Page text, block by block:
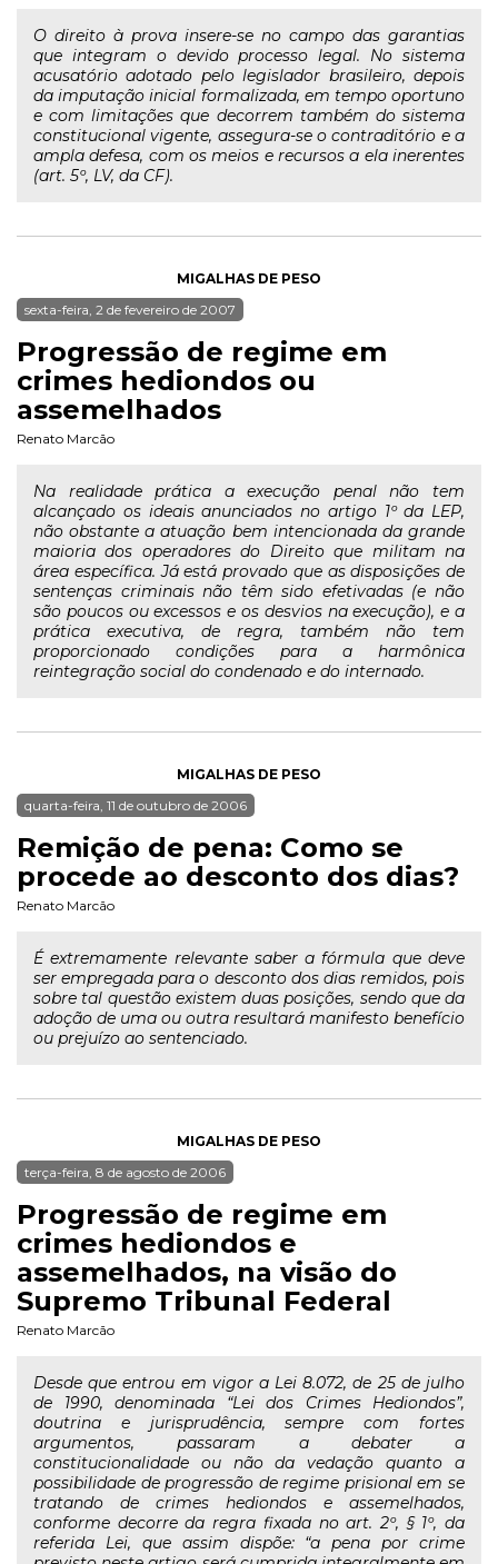
O direito à prova insere-se no campo das garantias
que integram o devido processo legal. No sistema
acusatório adotado pelo legislador brasileiro, depois
da imputação inicial formalizada, em tempo oportuno
e com limitações que decorrem também do sistema
constitucional vigente, assegura-se o contraditório e a
ampla defesa, com os meios e recursos a ela inerentes
(art. 5º, LV, da CF).
MIGALHAS DE PESO
sexta-feira, 2 de fevereiro de 2007
Progressão de regime em
crimes hediondos ou
assemelhados
Renato Marcão
Na realidade prática a execução penal não tem
alcançado os ideais anunciados no artigo 1º da LEP,
não obstante a atuação bem intencionada da grande
maioria dos operadores do Direito que militam na
área específica. Já está provado que as disposições de
sentenças criminais não têm sido efetivadas (e não
são poucos ou excessos e os desvios na execução), e a
prática executiva, de regra, também não tem
proporcionado condições para a harmônica
reintegração social do condenado e do internado.
MIGALHAS DE PESO
quarta-feira, 11 de outubro de 2006
Remição de pena: Como se
procede ao desconto dos dias?
Renato Marcão
É extremamente relevante saber a fórmula que deve
ser empregada para o desconto dos dias remidos, pois
sobre tal questão existem duas posições, sendo que da
adoção de uma ou outra resultará manifesto benefício
ou prejuízo ao sentenciado.
MIGALHAS DE PESO
terça-feira, 8 de agosto de 2006
Progressão de regime em
crimes hediondos e
assemelhados, na visão do
Supremo Tribunal Federal
Renato Marcão
Desde que entrou em vigor a Lei 8.072, de 25 de julho
de 1990, denominada “Lei dos Crimes Hediondos”,
doutrina e jurisprudência, sempre com fortes
argumentos, passaram a debater a
constitucionalidade ou não da vedação quanto a
possibilidade de progressão de regime prisional em se
tratando de crimes hediondos e assemelhados,
conforme decorre da regra fixada no art. 2º, § 1º, da
referida Lei, que assim dispõe: “a pena por crime